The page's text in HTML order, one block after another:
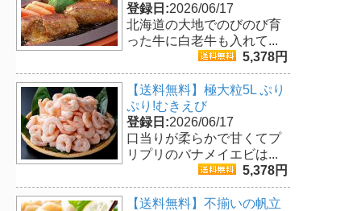
登録日:2026/06/17
北海道の大地でのびのび育
った牛に白老牛も入れて...
5,378円
【送料無料】極大粒5L ぷり
ぷり!むきえび
登録日:2026/06/17
口当りが柔らかで甘くてプ
リプリのバナメイエビは...
5,378円
【送料無料】不揃いの帆立